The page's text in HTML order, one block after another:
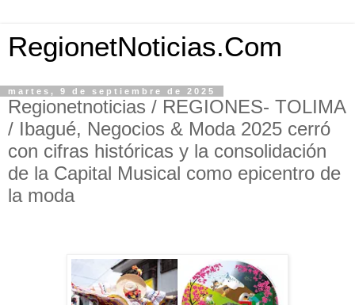
RegionetNoticias.Com
martes, 9 de septiembre de 2025
Regionetnoticias / REGIONES- TOLIMA
/ Ibagué, Negocios & Moda 2025 cerró
con cifras históricas y la consolidación
de la Capital Musical como epicentro de
la moda